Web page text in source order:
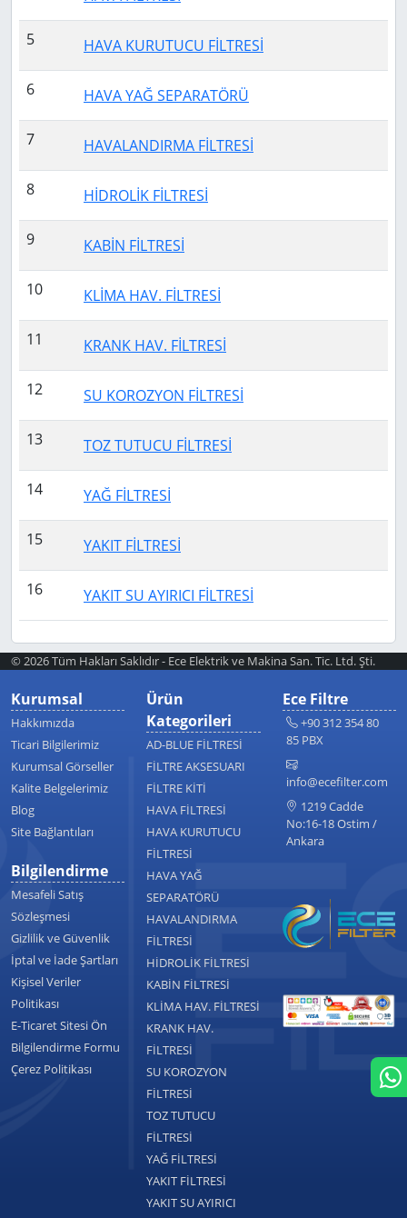
5 HAVA KURUTUCU FİLTRESİ
6 HAVA YAĞ SEPARATÖRÜ
7 HAVALANDIRMA FİLTRESİ
8 HİDROLİK FİLTRESİ
9 KABİN FİLTRESİ
10 KLİMA HAV. FİLTRESİ
11 KRANK HAV. FİLTRESİ
12 SU KOROZYON FİLTRESİ
13 TOZ TUTUCU FİLTRESİ
14 YAĞ FİLTRESİ
15 YAKIT FİLTRESİ
16 YAKIT SU AYIRICI FİLTRESİ
© 2026 Tüm Hakları Saklıdır - Ece Elektrik ve Makina San. Tic. Ltd. Şti.
Kurumsal
Hakkımızda
Ticari Bilgilerimiz
Kurumsal Görseller
Kalite Belgelerimiz
Blog
Site Bağlantıları
Bilgilendirme
Mesafeli Satış
Sözleşmesi
Gizlilik ve Güvenlik
İptal ve İade Şartları
Kişisel Veriler
Politikası
E-Ticaret Sitesi Ön
Bilgilendirme Formu
Çerez Politikası
Ürün
Kategorileri
AD-BLUE FİLTRESİ
FİLTRE AKSESUARI
FİLTRE KİTİ
HAVA FİLTRESİ
HAVA KURUTUCU
FİLTRESİ
HAVA YAĞ
SEPARATÖRÜ
HAVALANDIRMA
FİLTRESİ
HİDROLİK FİLTRESİ
KABİN FİLTRESİ
KLİMA HAV. FİLTRESİ
KRANK HAV.
FİLTRESİ
SU KOROZYON
FİLTRESİ
TOZ TUTUCU
FİLTRESİ
YAĞ FİLTRESİ
YAKIT FİLTRESİ
YAKIT SU AYIRICI
Ece Filtre
+90 312 354 80
85 PBX
info@ecefilter.com
1219 Cadde
No:16-18 Ostim /
Ankara